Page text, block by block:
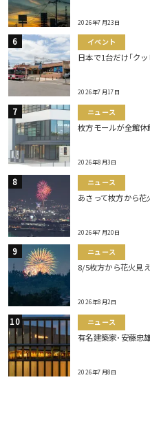
2026年7月23日
イベント
日本で1台だけ｢ク
2026年7月17日
ニュース
枚方モールが全館
2026年8月3日
ニュース
あさって枚方から花
2026年7月20日
ニュース
8/5枚方から花火見
2026年8月2日
ニュース
有名建築家･安藤忠
2026年7月8日